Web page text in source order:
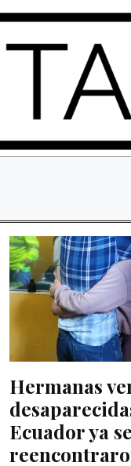
Hermanas
Ecuador ya se